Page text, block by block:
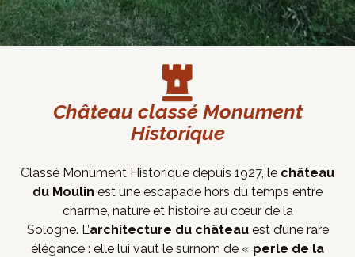
Château classé Monument
Historique
Classé Monument Historique depuis 1927, le château
du Moulin est une escapade hors du temps entre
charme, nature et histoire au cœur de la
Sologne. L’architecture du châteauest d’une rare
élégance : elle lui vaut le surnom de « perle de la